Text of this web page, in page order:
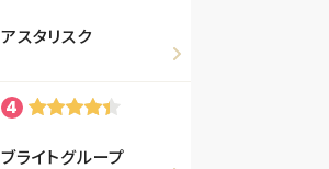
アスタリスク
ブライトグループ